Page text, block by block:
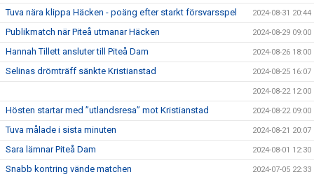
Tuva nära klippa Häcken - poäng efter starkt försvarsspel 2024-08-31 20:44
Publikmatch när Piteå utmanar Häcken 2024-08-29 09:00
Hannah Tillett ansluter till Piteå Dam 2024-08-26 18:00
Selinas drömträff sänkte Kristianstad 2024-08-25 16:07
2024-08-22 12:00
Hösten startar med ”utlandsresa” mot Kristianstad 2024-08-22 09:00
Tuva målade i sista minuten 2024-08-21 20:07
Sara lämnar Piteå Dam 2024-08-01 12:30
Snabb kontring vände matchen 2024-07-05 22:33